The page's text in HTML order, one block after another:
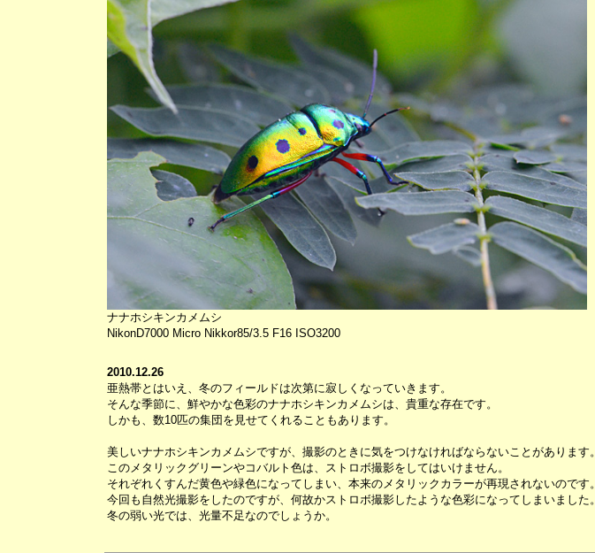
ナナホシキンカメムシ
NikonD7000 Micro Nikkor85/3.5 F16 ISO3200
2010.12.26
亜熱帯とはいえ、冬のフィールドは次第に寂しくなっていきます。
そんな季節に、鮮やかな色彩のナナホシキンカメムシは、貴重な存在です。
しかも、数10匹の集団を見せてくれることもあります。
美しいナナホシキンカメムシですが、撮影のときに気をつけなければならないことがあります。
このメタリックグリーンやコバルト色は、ストロボ撮影をしてはいけません。
それぞれくすんだ黄色や緑色になってしまい、本来のメタリックカラーが再現されないのです。
今回も自然光撮影をしたのですが、何故かストロボ撮影したような色彩になってしまいました。
冬の弱い光では、光量不足なのでしょうか。